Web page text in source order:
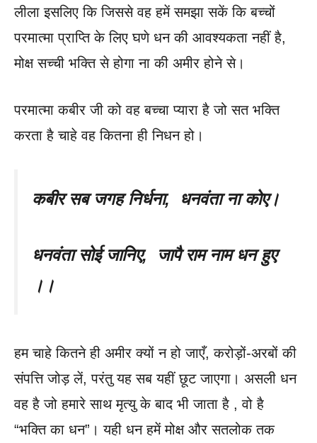
लीला इसलिए कि जिससे वह हमें समझा सकें कि बच्चों
परमात्मा प्राप्ति के लिए घणे धन की आवश्यकता नहीं है,
मोक्ष सच्ची भक्ति से होगा ना की अमीर होने से।
परमात्मा कबीर जी को वह बच्चा प्यारा है जो सत भक्ति
करता है चाहे वह कितना ही निधन हो।
कबीर सब जगह निर्धना, धनवंता ना कोए।
धनवंता सोई जानिए, जापै राम नाम धन हुए
।।
हम चाहे कितने ही अमीर क्यों न हो जाएँ, करोड़ों-अरबों की
संपत्ति जोड़ लें, परंतु यह सब यहीं छूट जाएगा। असली धन
वह है जो हमारे साथ मृत्यु के बाद भी जाता है , वो है
“भक्ति का धन”। यही धन हमें मोक्ष और सतलोक तक